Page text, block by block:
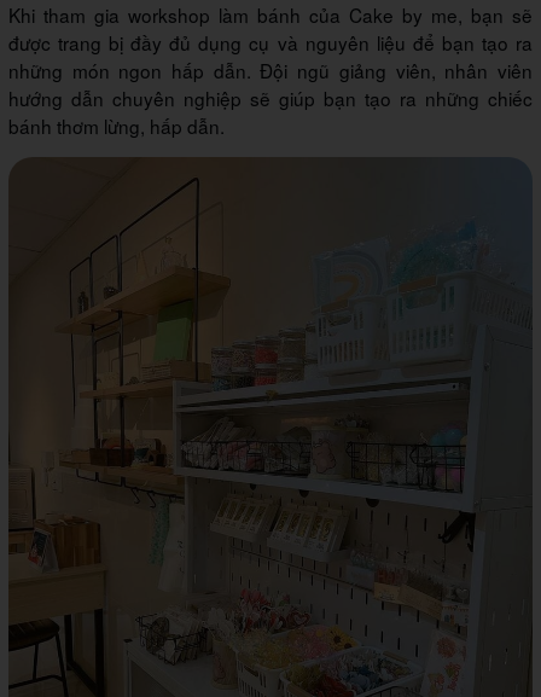
Khi tham gia workshop làm bánh của Cake by me, bạn sẽ
được trang bị đầy đủ dụng cụ và nguyên liệu để bạn tạo ra
những món ngon hấp dẫn. Đội ngũ giảng viên, nhân viên
hướng dẫn chuyên nghiệp sẽ giúp bạn tạo ra những chiếc
bánh thơm lừng, hấp dẫn.